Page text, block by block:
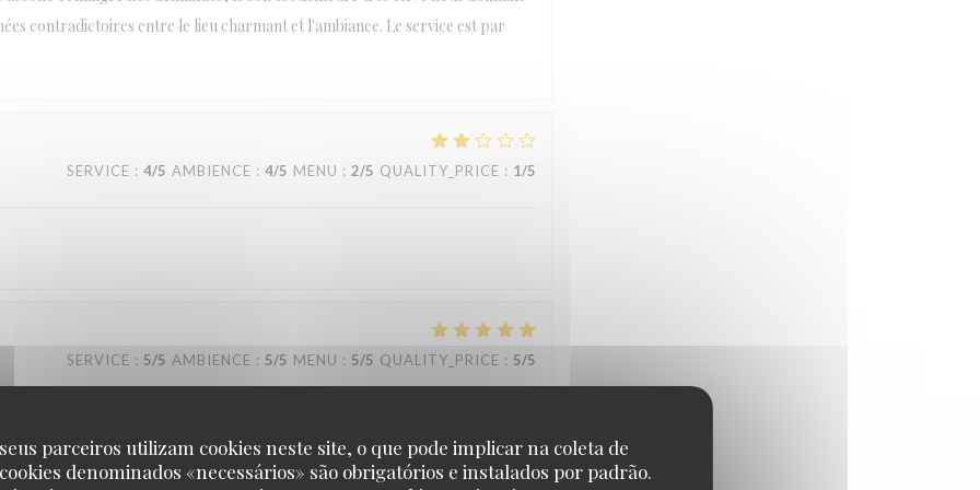
parceiros utilizam cookies neste site, o que pode implicar na coleta de
denominados «necessários» são obrigatórios e instalados por padrão.
contradictoires entre le lieu charmant et l'ambiance. Le service est par
SERVICE : 4/5 AMBIENCE : 4/5 MENU : 2/5 QUALITY_PRICE : 1/5
SERVICE : 5/5 AMBIENCE : 5/5 MENU : 5/5 QUALITY_PRICE : 5/5
SERVICE: 5/5 AMBIENCE: 5/5 MENU : 5/5 QUALITY_PRICE: 5/5